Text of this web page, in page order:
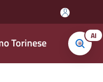
Torinese AI